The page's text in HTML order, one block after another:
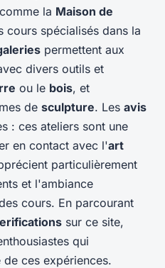
la Maison de
cours spécialisés dans la
permettent aux
divers outils et
ou le bois, et
de sculpture. Les avis
: ces ateliers sont une
en contact avec l'art
particulièrement
et l'ambiance
cours. En parcourant
sur ce site,
qui
ces expériences.